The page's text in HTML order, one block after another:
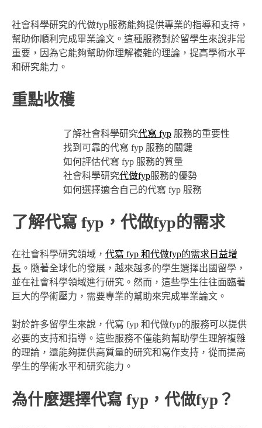
社會科學研究的代做fyp服務能夠提供專業的指導和支持，
幫助你順利完成畢業論文。這種服務對於留學生來說非常
重要，因為它能夠幫助你理解複雜的理論，提高學術水平
和研究能力。
重點收穫
了解社會科學研究代寫 fyp 服務的重要性
找到可靠的代寫 fyp 服務的關鍵
如何評估代寫 fyp 服務的質量
社會科學研究代做fyp服務的優勢
如何選擇適合自己的代寫 fyp 服務
了解代寫 fyp，代做fyp的需求
在社會科學研究領域， 代寫 fyp 和代做fyp的需求日益增
長 。隨著全球化的發展，越來越多的學生選擇出國留學，
並在社會科學領域進行研究。然而，這些學生往往面臨著
巨大的學術壓力，需要專業的幫助來完成畢業論文。
對於許多留學生來說，代寫 fyp 和代做fyp的服務可以提供
必要的支持和指導。這些服務不僅能夠幫助學生理解複雜
的理論，還能夠提供高質量的研究和寫作支持，從而提高
學生的學術水平和研究能力。
為什麼選擇代寫 fyp，代做fyp？